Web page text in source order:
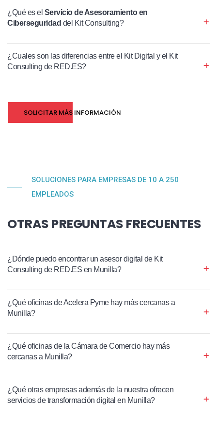
¿Qué es el Servicio de Asesoramiento en
Ciberseguridad del Kit Consulting?
¿Cuales son las diferencias entre el Kit Digital y el Kit
Consulting de RED.ES?
SOLICITAR MÁS INFORMACIÓN
SOLUCIONES PARA EMPRESAS DE 10 A 250
EMPLEADOS
OTRAS PREGUNTAS FRECUENTES
¿Dónde puedo encontrar un asesor digital de Kit
Consulting de RED.ES en Munilla?
¿Qué oficinas de Acelera Pyme hay más cercanas a
Munilla?
¿Qué oficinas de la Cámara de Comercio hay más
cercanas a Munilla?
¿Qué otras empresas además de la nuestra ofrecen
servicios de transformación digital en Munilla?